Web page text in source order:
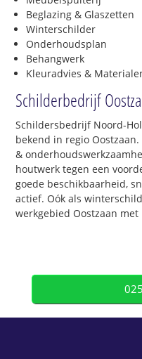
Beglazing & Glaszetten
Winterschilder
Onderhoudsplan
Behangwerk
Kleuradvies &
Schilderbedrijf
Schildersbedrijf Noord-
bekend in regio
&
houtwerk tegen een
goede beschikbaarheid,
actief. Oók als
werkgebied Oostzaan met